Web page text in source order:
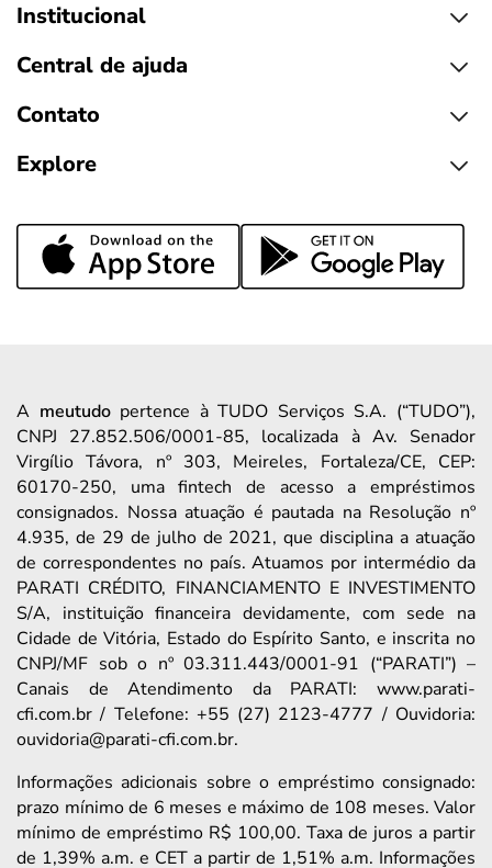
Institucional
Central de ajuda
Contato
Explore
A meutudopertence à TUDO Serviços S.A. (“TUDO”),
CNPJ 27.852.506/0001-85, localizada à Av. Senador
Virgílio Távora, nº 303, Meireles, Fortaleza/CE, CEP:
60170-250, uma fintech de acesso a empréstimos
consignados. Nossa atuação é pautada na Resolução nº
4.935, de 29 de julho de 2021, que disciplina a atuação
de correspondentes no país. Atuamos por intermédio da
PARATI CRÉDITO, FINANCIAMENTO E INVESTIMENTO
S/A, instituição financeira devidamente, com sede na
Cidade de Vitória, Estado do Espírito Santo, e inscrita no
CNPJ/MF sob o nº 03.311.443/0001-91 (“PARATI”) –
Canais de Atendimento da PARATI: www.parati-
cfi.com.br / Telefone: +55 (27) 2123-4777 / Ouvidoria:
ouvidoria@parati-cfi.com.br.
Informações adicionais sobre o empréstimo consignado:
prazo mínimo de 6 meses e máximo de 108 meses. Valor
mínimo de empréstimo R$ 100,00. Taxa de juros a partir
de 1,39% a.m. e CET a partir de 1,51% a.m. Informações